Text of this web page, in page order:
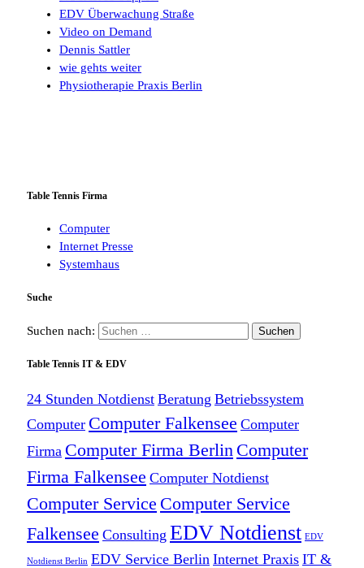
EDV Überwachung Straße
Video on Demand
Dennis Sattler
wie gehts weiter
Physiotherapie Praxis Berlin
Table Tennis Firma
Computer
Internet Presse
Systemhaus
Suche
Suchen nach:
Table Tennis IT & EDV
24 Stunden Notdienst Beratung Betriebssystem
Computer Computer Falkensee Computer
Firma Computer Firma Berlin Computer
Firma Falkensee Computer Notdienst
Computer Service Computer Service
Falkensee Consulting EDV Notdienst EDV
Notdienst Berlin EDV Service Berlin Internet Praxis IT &